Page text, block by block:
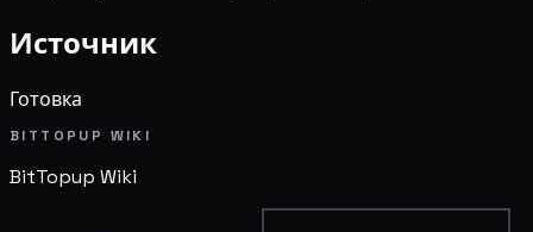
Источник
Готовка
BITTOPUP WIKI
BitTopup Wiki